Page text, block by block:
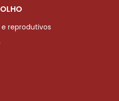
reprodutivos